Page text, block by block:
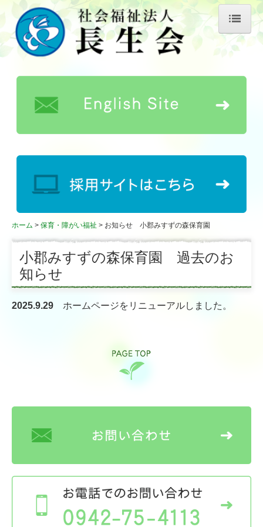
ホーム
理事長あいさつ
情報公開
キャラクター紹介
お知らせ
季刊誌 石楠花（しゃくなげ）
リンク集
特別養護老人ホーム 三沢長生園
介護老人保健施設 しらさぎ苑
高齢者グループホーム等
グループホームまつざきの宿
グループホームあずま野（グループホーム美鈴ヶ丘サテライ
ト）
ホーム 保育・障がい福祉 お知らせ 小郡みすずの森保育園
小郡みすずの森保育園 過去のお
知らせ
2025.9.29 ホームページを リニューアルしました。